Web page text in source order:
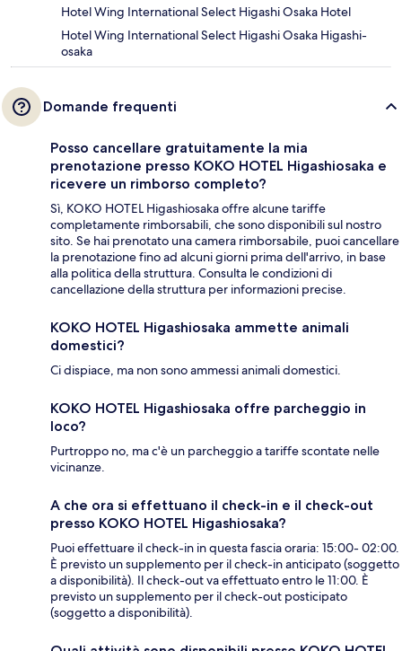
Hotel Wing International Select Higashi Osaka Hotel
Hotel Wing International Select Higashi Osaka Higashi-
osaka
Domande frequenti
Posso cancellare gratuitamente la mia
prenotazione presso KOKO HOTEL Higashiosaka e
ricevere un rimborso completo?
Sì, KOKO HOTEL Higashiosaka offre alcune tariffe
completamente rimborsabili, che sono disponibili sul nostro
sito. Se hai prenotato una camera rimborsabile, puoi cancellare
la prenotazione fino ad alcuni giorni prima dell'arrivo, in base
alla politica della struttura. Consulta le condizioni di
cancellazione della struttura per informazioni precise.
KOKO HOTEL Higashiosaka ammette animali
domestici?
Ci dispiace, ma non sono ammessi animali domestici.
KOKO HOTEL Higashiosaka offre parcheggio in
loco?
Purtroppo no, ma c'è un parcheggio a tariffe scontate nelle
vicinanze.
A che ora si effettuano il check-in e il check-out
presso KOKO HOTEL Higashiosaka?
Puoi effettuare il check-in in questa fascia oraria: 15:00- 02:00.
È previsto un supplemento per il check-in anticipato (soggetto
a disponibilità). Il check-out va effettuato entro le 11:00. È
previsto un supplemento per il check-out posticipato
(soggetto a disponibilità).